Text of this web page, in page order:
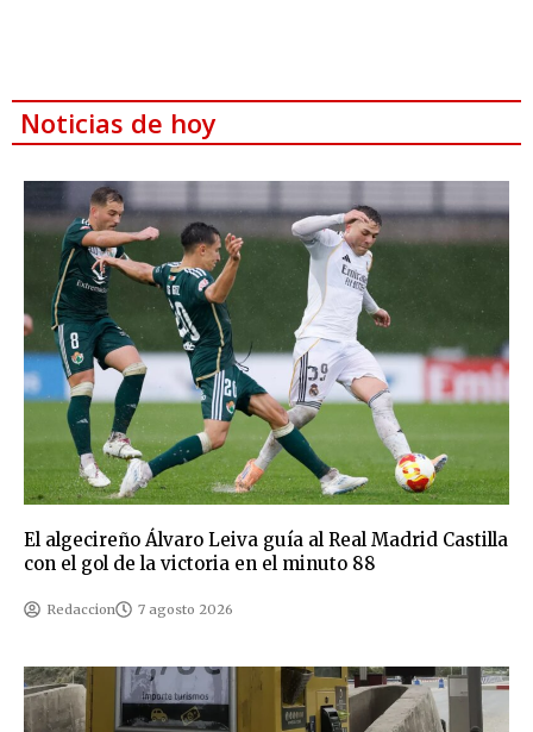
Noticias de hoy
El algecireño Álvaro Leiva guía al Real Madrid Castilla
con el gol de la victoria en el minuto 88
Redaccion 7 agosto 2026